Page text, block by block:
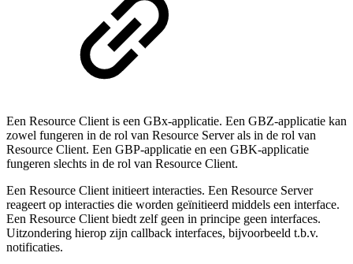
Een Resource Client is een GBx-applicatie. Een GBZ-applicatie kan
zowel fungeren in de rol van Resource Server als in de rol van
Resource Client. Een GBP-applicatie en een GBK-applicatie
fungeren slechts in de rol van Resource Client.
Een Resource Client initieert interacties. Een Resource Server
reageert op interacties die worden geïnitieerd middels een interface.
Een Resource Client biedt zelf geen in principe geen interfaces.
Uitzondering hierop zijn callback interfaces, bijvoorbeeld t.b.v.
notificaties.